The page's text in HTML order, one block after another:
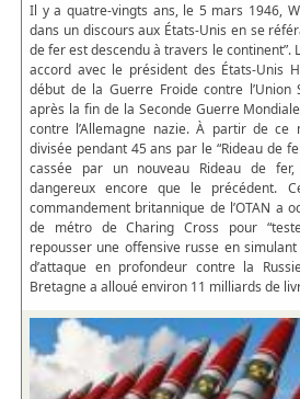
Il y a quatre-vingts ans, le 5 mars 1946,
dans un discours aux États-Unis en se
de fer est descendu à travers le continent”.
accord avec le président des États-Unis
début de la Guerre Froide contre
après la fin de la Seconde Guerre
contre l’Allemagne nazie. À partir de ce
divisée pendant 45 ans par le “Rideau de
cassée par un nouveau Rideau de
dangereux encore que le précédent.
commandement britannique de l’OTAN a
de métro de Charing Cross pour
repousser une offensive russe en simulant
d’attaque en profondeur contre la
Bretagne a alloué environ 11 milliards de